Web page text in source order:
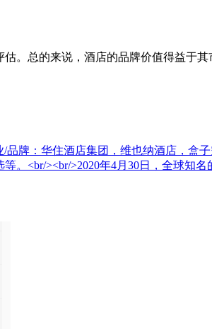
总的来说，酒店的品牌价值得益于其
牌：华住酒店集团，维也纳酒店，盒
。<br/><br/>2020年4月30日，全球知